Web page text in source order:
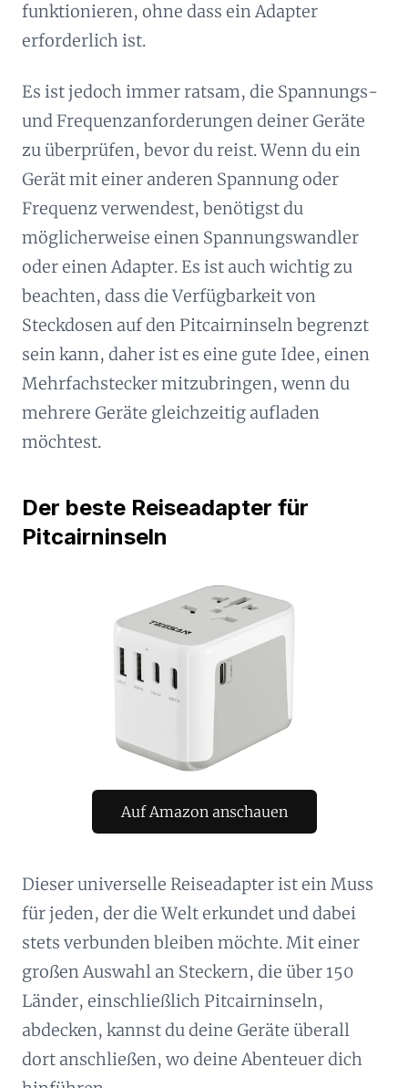
funktionieren, ohne dass ein Adapter
erforderlich ist.
Es ist jedoch immer ratsam, die Spannungs-
und Frequenzanforderungen deiner Geräte
zu überprüfen, bevor du reist. Wenn du ein
Gerät mit einer anderen Spannung oder
Frequenz verwendest, benötigst du
möglicherweise einen Spannungswandler
oder einen Adapter. Es ist auch wichtig zu
beachten, dass die Verfügbarkeit von
Steckdosen auf den Pitcairninseln begrenzt
sein kann, daher ist es eine gute Idee, einen
Mehrfachstecker mitzubringen, wenn du
mehrere Geräte gleichzeitig aufladen
möchtest.
Der beste Reiseadapter für
Pitcairninseln
Auf Amazon anschauen
Dieser universelle Reiseadapter ist ein Muss
für jeden, der die Welt erkundet und dabei
stets verbunden bleiben möchte. Mit einer
großen Auswahl an Steckern, die über 150
Länder, einschließlich Pitcairninseln,
abdecken, kannst du deine Geräte überall
dort anschließen, wo deine Abenteuer dich